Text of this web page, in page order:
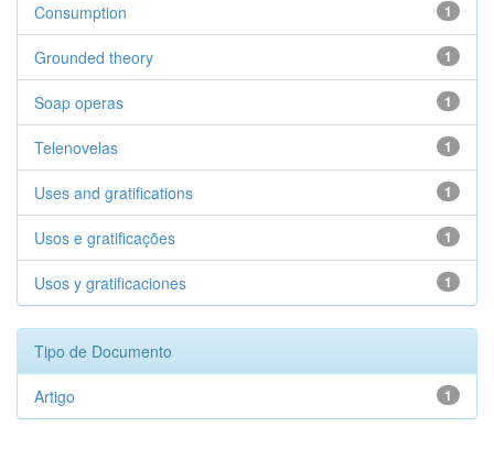
1
Consumption
1
Grounded theory
1
Soap operas
1
Telenovelas
1
Uses and gratifications
1
Usos e gratificações
1
Usos y gratificaciones
Tipo de Documento
1
Artigo